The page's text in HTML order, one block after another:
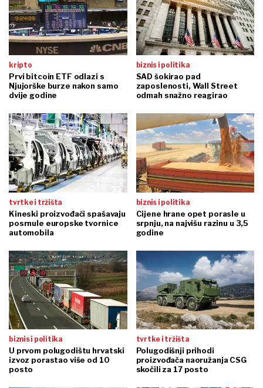
kripto
Prvi bitcoin ETF odlazi s
Njujorške burze nakon samo
dvije godine
biznis i politika
SAD šokirao pad
zaposlenosti, Wall Street
odmah snažno reagirao
tvrtke i tržišta
Kineski proizvođači spašavaju
posrnule europske tvornice
automobila
biznis i politika
Cijene hrane opet porasle u
srpnju, na najvišu razinu u 3,5
godine
biznis i politika
U prvom polugodištu hrvatski
izvoz porastao više od 10
posto
tvrtke i tržišta
Polugodišnji prihodi
proizvođača naoružanja CSG
skočili za 17 posto